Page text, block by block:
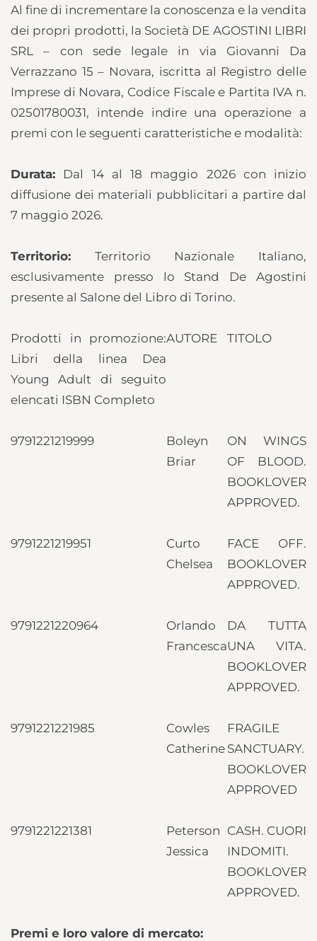
Al fine di incrementare la conoscenza e la vendita
dei propri prodotti, la Società DE AGOSTINI LIBRI
SRL – con sede legale in via Giovanni Da
Verrazzano 15 – Novara, iscritta al Registro delle
Imprese di Novara, Codice Fiscale e Partita IVA n.
02501780031, intende indire una operazione a
premi con le seguenti caratteristiche e modalità:
Durata: Dal 14 al 18 maggio 2026 con inizio
diffusione dei materiali pubblicitari a partire dal
7 maggio 2026.
Territorio: Territorio Nazionale Italiano,
esclusivamente presso lo Stand De Agostini
presente al Salone del Libro di Torino.
Prodotti in promozione:
Libri della linea Dea
Young Adult di seguito
elencati ISBN Completo
AUTORE TITOLO
9791221219999
Boleyn
Briar
ON WINGS
OF BLOOD.
BOOKLOVER
APPROVED.
9791221219951
Curto
Chelsea
FACE OFF.
BOOKLOVER
APPROVED.
9791221220964
Orlando
Francesca
DA TUTTA
UNA VITA.
BOOKLOVER
APPROVED.
9791221221985
Cowles
Catherine
FRAGILE
SANCTUARY.
BOOKLOVER
APPROVED
9791221221381
Peterson
Jessica
CASH. CUORI
INDOMITI.
BOOKLOVER
APPROVED.
Premi e loro valore di mercato: